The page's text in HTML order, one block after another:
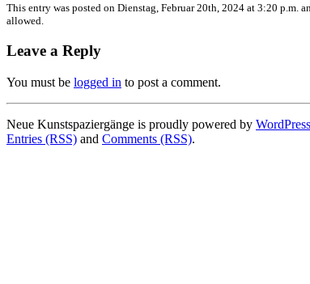
This entry was posted on Dienstag, Februar 20th, 2024 at 3:20 p.m.
allowed.
Leave a Reply
You must be logged in to post a comment.
Neue Kunstspaziergänge is proudly powered by WordPress
Entries (RSS) and Comments (RSS).